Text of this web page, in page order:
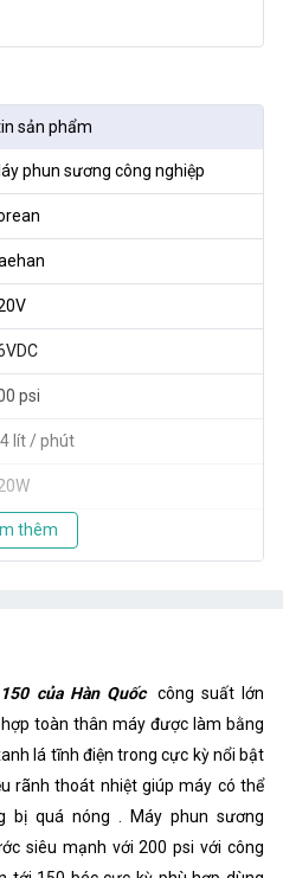
sản phẩm
phun sương công nghiệp
psi
lít / phút
béc
thêm
của Hàn Quốc
công suất lớn
toàn thân máy được làm bằng
lá tĩnh điện trong cực kỳ nổi bật
rãnh thoát nhiệt giúp máy có thể
bị quá nóng . Máy phun sương
siêu mạnh với 200 psi với công